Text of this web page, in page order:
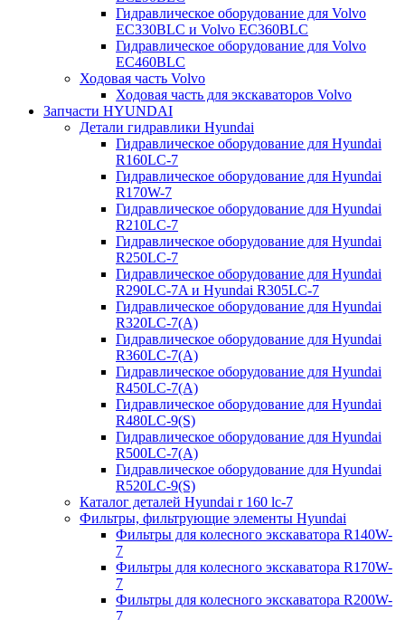
Гидравлическое оборудование для Volvo
EC330BLC и Volvo EC360BLC
Гидравлическое оборудование для Volvo
EC460BLC
Ходовая часть Volvo
Ходовая часть для экскаваторов Volvo
Запчасти HYUNDAI
Детали гидравлики Hyundai
Гидравлическое оборудование для Hyundai
R160LC-7
Гидравлическое оборудование для Hyundai
R170W-7
Гидравлическое оборудование для Hyundai
R210LC-7
Гидравлическое оборудование для Hyundai
R250LC-7
Гидравлическое оборудование для Hyundai
R290LC-7A и Hyundai R305LC-7
Гидравлическое оборудование для Hyundai
R320LC-7(A)
Гидравлическое оборудование для Hyundai
R360LC-7(A)
Гидравлическое оборудование для Hyundai
R450LC-7(A)
Гидравлическое оборудование для Hyundai
R480LC-9(S)
Гидравлическое оборудование для Hyundai
R500LC-7(A)
Гидравлическое оборудование для Hyundai
R520LC-9(S)
Каталог деталей Hyundai r 160 lc-7
Фильтры, фильтрующие элементы Hyundai
Фильтры для колесного экскаватора R140W-
7
Фильтры для колесного экскаватора R170W-
7
Фильтры для колесного экскаватора R200W-
7